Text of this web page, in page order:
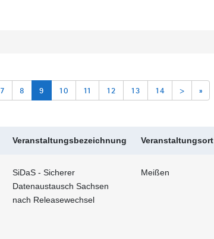
7 8 9 10 11 12 13 14 > »
Veranstaltungsbezeichnung Veranstaltungsort
SiDaS - Sicherer
Datenaustausch Sachsen
nach Releasewechsel
Meißen